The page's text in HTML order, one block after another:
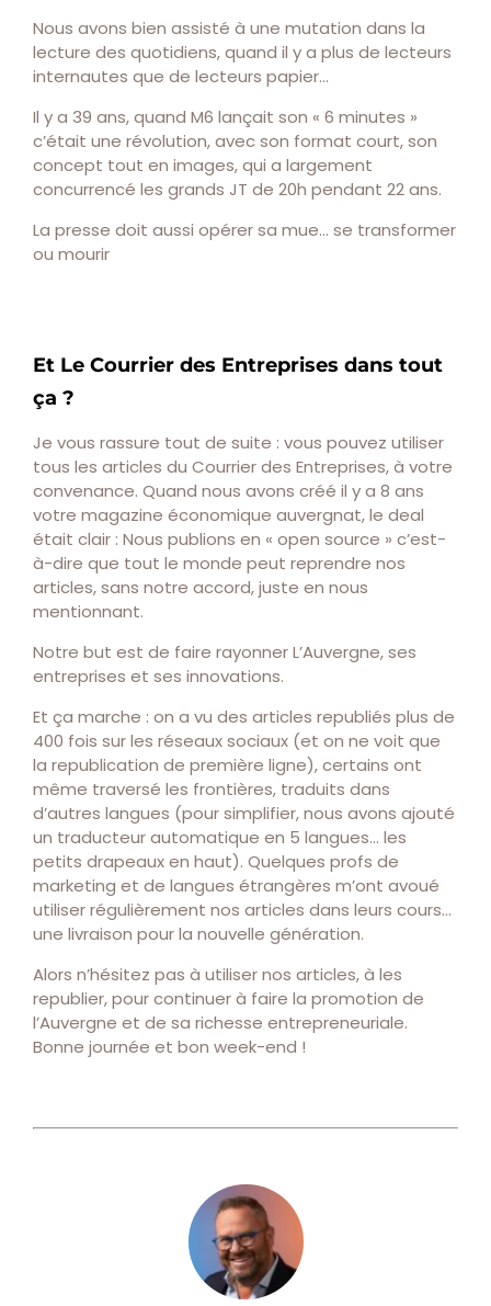
Nous avons bien assisté à une mutation dans la
lecture des quotidiens, quand il y a plus de lecteurs
internautes que de lecteurs papier…
Il y a 39 ans, quand M6 lançait son « 6 minutes »
c’était une révolution, avec son format court, son
concept tout en images, qui a largement
concurrencé les grands JT de 20h pendant 22 ans.
La presse doit aussi opérer sa mue… se transformer
ou mourir
Et Le Courrier des Entreprises dans tout
ça ?
Je vous rassure tout de suite : vous pouvez utiliser
tous les articles du Courrier des Entreprises, à votre
convenance. Quand nous avons créé il y a 8 ans
votre magazine économique auvergnat, le deal
était clair : Nous publions en « open source » c’est-
à-dire que tout le monde peut reprendre nos
articles, sans notre accord, juste en nous
mentionnant.
Notre but est de faire rayonner L’Auvergne, ses
entreprises et ses innovations.
Et ça marche : on a vu des articles republiés plus de
400 fois sur les réseaux sociaux (et on ne voit que
la republication de première ligne), certains ont
même traversé les frontières, traduits dans
d’autres langues (pour simplifier, nous avons ajouté
un traducteur automatique en 5 langues… les
petits drapeaux en haut). Quelques profs de
marketing et de langues étrangères m’ont avoué
utiliser régulièrement nos articles dans leurs cours…
une livraison pour la nouvelle génération.
Alors n’hésitez pas à utiliser nos articles, à les
republier, pour continuer à faire la promotion de
l’Auvergne et de sa richesse entrepreneuriale.
Bonne journée et bon week-end !